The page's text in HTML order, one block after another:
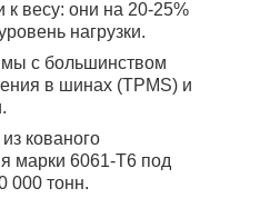
к весу: они на 20-25%
нагрузки.
с большинством
в шинах (TPMS) и
кованого
марки 6061-T6 под
000 тонн.